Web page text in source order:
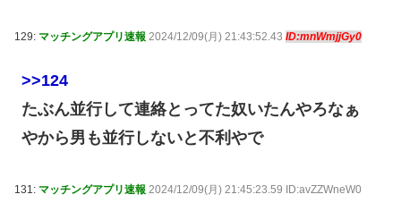
129: マッチングアプリ速報 2024/12/09(月) 21:43:52.43 ID:mnWmjjGy0
>>124
たぶん並行して連絡とってた奴いたんやろなぁ
やから男も並行しないと不利やで
131: マッチングアプリ速報 2024/12/09(月) 21:45:23.59 ID:avZZWneW0